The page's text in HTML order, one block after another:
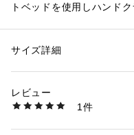
トベッドを使用しハンド
も重宝します。もちろん
性別：レディース
素材：アッパー　ナイロン50
0％
生産国：中国
WFS2108WWU-BLK （ショッ
サイズ詳細
レビュー
1件